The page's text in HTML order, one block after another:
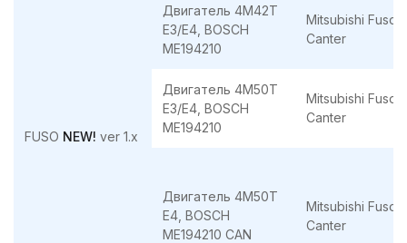
FUSO NEW! ver 1.x
Двигатель 4M42T
Е3/E4, BOSCH
ME194210
Mitsubishi Fuso
Canter
Двигатель 4M50T
Е3/E4, BOSCH
ME194210
Mitsubishi Fuso
Canter
Двигатель 4M50T
E4, BOSCH
ME194210 CAN
Mitsubishi Fuso
Canter